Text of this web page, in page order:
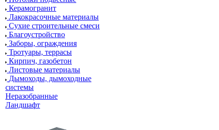
Керамогранит
Лакокрасочные материалы
Сухие строительные смеси
Благоустройство
Заборы, ограждения
Тротуары, террасы
Кирпич, газобетон
Листовые материалы
Дымоходы, дымоходные
системы
Неразобранные
Ландшафт